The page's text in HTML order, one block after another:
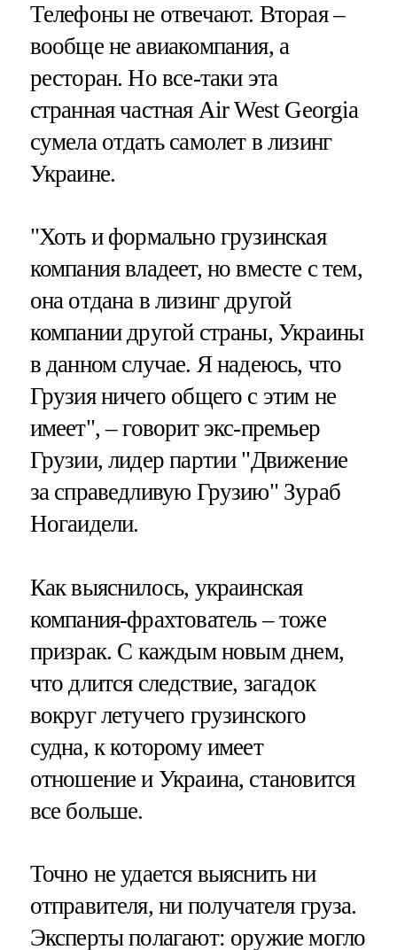
Телефоны не отвечают. Вторая –
вообще не авиакомпания, а
ресторан. Но все-таки эта
странная частная Air West Georgia
сумела отдать самолет в лизинг
Украине.
"Хоть и формально грузинская
компания владеет, но вместе с тем,
она отдана в лизинг другой
компании другой страны, Украины
в данном случае. Я надеюсь, что
Грузия ничего общего с этим не
имеет", – говорит экс-премьер
Грузии, лидер партии "Движение
за справедливую Грузию" Зураб
Ногаидели.
Как выяснилось, украинская
компания-фрахтователь – тоже
призрак. С каждым новым днем,
что длится следствие, загадок
вокруг летучего грузинского
судна, к которому имеет
отношение и Украина, становится
все больше.
Точно не удается выяснить ни
отправителя, ни получателя груза.
Эксперты полагают: оружие могло